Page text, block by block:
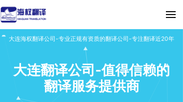
大连海权翻译公司-专业正规有资质的翻译公司-专注翻译近20年
大连翻译公司-值得信赖的
翻译服务提供商